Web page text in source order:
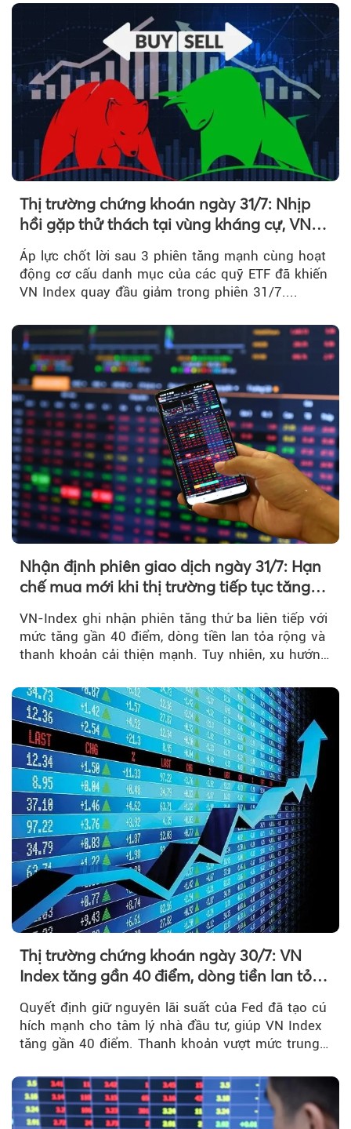
Thị trường chứng khoán ngày 31/7: Nhịp
hồi gặp thử thách tại vùng kháng cự, VN
Index giảm gần 9 điểm trong phiên cuối...
Áp lực chốt lời sau 3 phiên tăng mạnh cùng hoạt
động cơ cấu danh mục của các quỹ ETF đã khiến
VN Index quay đầu giảm trong phiên 31/7....
Nhận định phiên giao dịch ngày 31/7: Hạn
chế mua mới khi thị trường tiếp tục tăng
VN-Index ghi nhận phiên tăng thứ ba liên tiếp với
mức tăng gần 40 điểm, dòng tiền lan tỏa rộng và
thanh khoản cải thiện mạnh. Tuy nhiên, xu hướng
Thị trường chứng khoán ngày 30/7: VN
Index tăng gần 40 điểm, dòng tiền lan tỏa
Quyết định giữ nguyên lãi suất của Fed đã tạo cú
hích mạnh cho tâm lý nhà đầu tư, giúp VN Index
tăng gần 40 điểm. Thanh khoản vượt mức trung